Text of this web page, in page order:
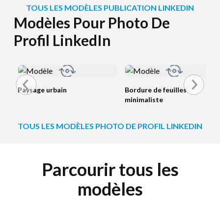
TOUS LES MODÈLES PUBLICATION LINKEDIN
Modèles Pour Photo De
Profil LinkedIn
Paysage urbain
Bordure de feuilles
minimaliste
TOUS LES MODÈLES PHOTO DE PROFIL LINKEDIN
Parcourir tous les
modèles